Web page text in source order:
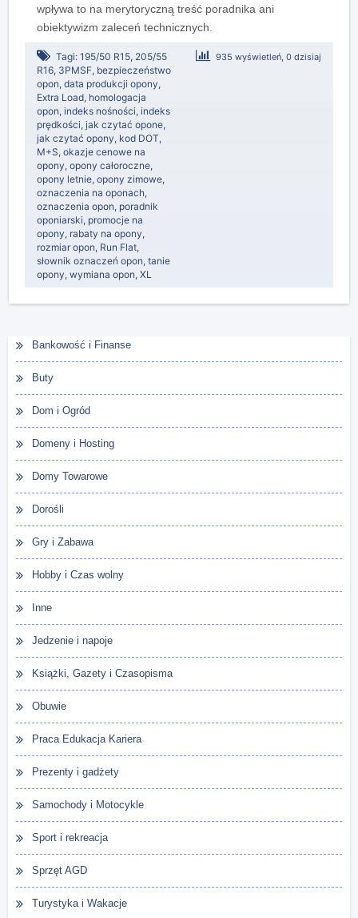
wpływa to na merytoryczną treść poradnika ani
obiektywizm zaleceń technicznych.
Tagi: 195/50 R15, 205/55
R16, 3PMSF, bezpieczeństwo
opon, data produkcji opony,
Extra Load, homologacja
opon, indeks nośności, indeks
prędkości, jak czytać opone,
jak czytać opony, kod DOT,
M+S, okazje cenowe na
opony, opony całoroczne,
opony letnie, opony zimowe,
oznaczenia na oponach,
oznaczenia opon, poradnik
oponiarski, promocje na
opony, rabaty na opony,
rozmiar opon, Run Flat,
słownik oznaczeń opon, tanie
opony, wymiana opon, XL
935 wyświetleń, 0 dzisiaj
Bankowość i Finanse
Buty
Dom i Ogród
Domeny i Hosting
Domy Towarowe
Dorośli
Gry i Zabawa
Hobby i Czas wolny
Inne
Jedzenie i napoje
Książki, Gazety i Czasopisma
Obuwie
Praca Edukacja Kariera
Prezenty i gadżety
Samochody i Motocykle
Sport i rekreacja
Sprzęt AGD
Turystyka i Wakacje